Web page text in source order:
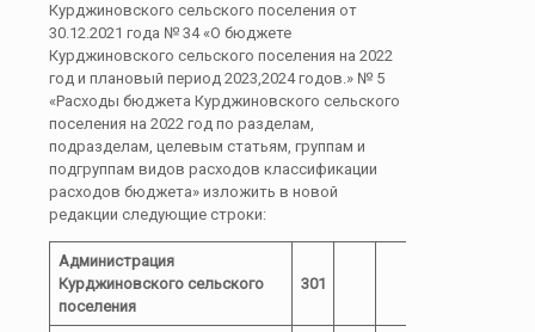
Курджиновского сельского поселения от
30.12.2021 года № 34 «О бюджете
Курджиновского сельского поселения на 2022
год и плановый период 2023,2024 годов.» № 5
«Расходы бюджета Курджиновского сельского
поселения на 2022 год по разделам,
подразделам, целевым статьям, группам и
подгруппам видов расходов классификации
расходов бюджета» изложить в новой
редакции следующие строки:
Администрация
Курджиновского сельского
поселения
301